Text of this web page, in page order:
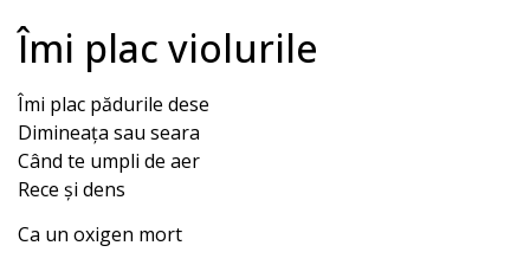
Îmi plac violurile
Îmi plac pădurile dese
Dimineața sau seara
Când te umpli de aer
Rece și dens
Ca un oxigen mort